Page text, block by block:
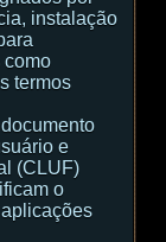
instalação
como
termos
e
(CLUF)
o